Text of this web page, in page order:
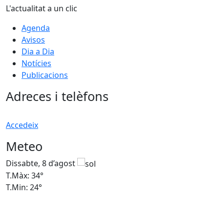
L'actualitat a un clic
Agenda
Avisos
Dia a Dia
Notícies
Publicacions
Adreces i telèfons
Accedeix
Meteo
Dissabte, 8 d’agost
T.Màx: 34°
T.Min: 24°